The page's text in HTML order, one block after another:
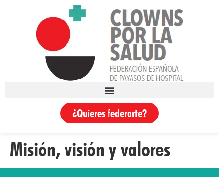
¿Quieres federarte?
Misión, visión y valores